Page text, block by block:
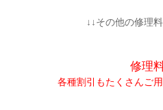
↓↓その他の修理
修理
各種割引もたくさんご